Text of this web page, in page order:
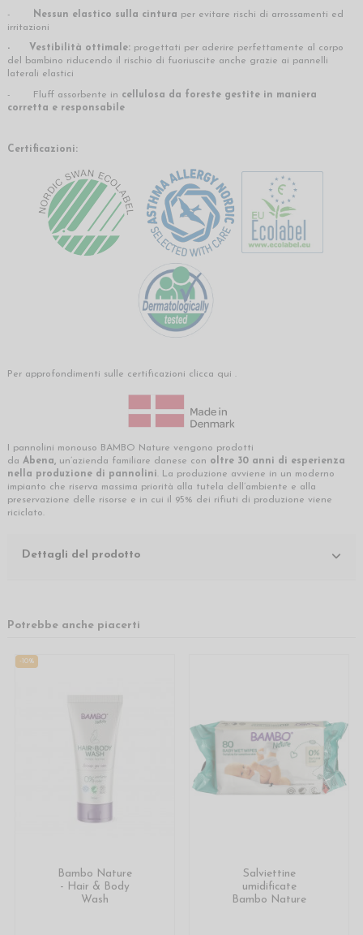
- Nessun elastico sulla cintura per evitare rischi di arrossamenti ed
irritazioni
- Vestibilità ottimale: progettati per aderire perfettamente al corpo
del bambino riducendo il rischio di fuoriuscite anche grazie ai pannelli
laterali elastici
- Fluff assorbente in cellulosa da foreste gestite in maniera
corretta e responsabile
Certificazioni:
Per approfondimenti sulle certificazioni clicca qui .
I pannolini monouso BAMBO Nature vengono prodotti
da Abena, un’azienda familiare danese con oltre 30 anni di esperienza
nella produzione di pannolini. La produzione avviene in un moderno
impianto che riserva massima priorità alla tutela dell’ambiente e alla
preservazione delle risorse e in cui il 95% dei rifiuti di produzione viene
riciclato.
Dettagli del prodotto
Potrebbe anche piacerti
-10%
Bambo Nature
- Hair & Body
Wash
Salviettine
umidificate
Bambo Nature